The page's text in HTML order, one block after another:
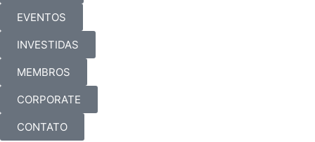
EVENTOS
INVESTIDAS
MEMBROS
CORPORATE
CONTATO